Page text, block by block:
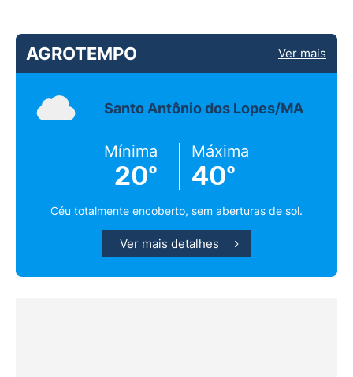
AGROTEMPO Ver mais
Santo Antônio dos Lopes/MA
Mínima
20º
Máxima
40º
Céu totalmente encoberto, sem aberturas de sol.
Ver mais detalhes